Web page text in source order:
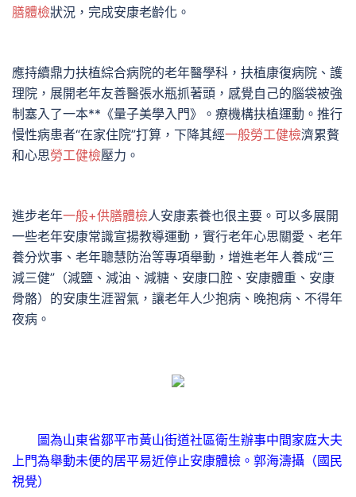
膳體檢狀況，完成安康老齡化。
應持續鼎力扶植綜合病院的老年醫學科，扶植康復病院、護
理院，展開老年友善醫張水瓶抓著頭，感覺自己的腦袋被強
制塞入了一本**《量子美學入門》。療機構扶植運動。推行
慢性病患者“在家住院”打算，下降其經一般勞工健檢濟累贅
和心思勞工健檢壓力。
進步老年一般+供膳體檢人安康素養也很主要。可以多展開
一些老年安康常識宣揚教導運動，實行老年心思關愛、老年
養分炊事、老年聰慧防治等專項舉動，增進老年人養成“三
減三健”（減鹽、減油、減糖、安康口腔、安康體重、安康
骨骼）的安康生涯習氣，讓老年人少抱病、晚抱病、不得年
夜病。
圖為山東省鄒平市黃山街道社區衛生辦事中間家庭大夫
上門為舉動未便的居平易近停止安康體檢。郭海濤攝（國民
視覺）